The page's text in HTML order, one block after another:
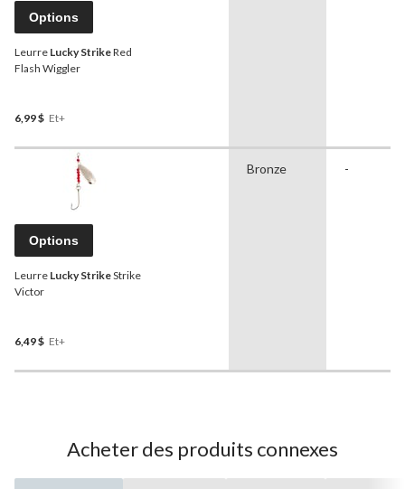
Options
Leurre Lucky StrikeRed
Flash Wiggler
6,99 $ Et+
Options
Leurre Lucky StrikeStrike
Victor
6,49 $ Et+
Bronze -
Acheter des produits connexes